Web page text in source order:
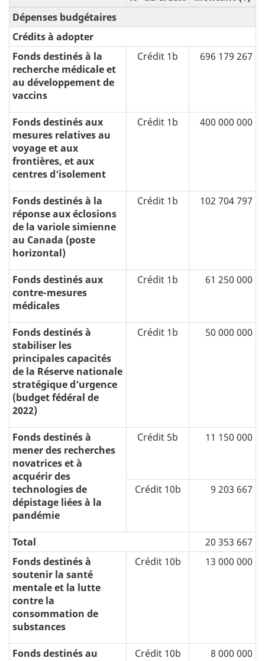
Dépenses budgétaires
Crédits à adopter
Fonds destinés à la
recherche médicale et
au développement de
vaccins
Crédit 1b 696 179 267
Fonds destinés aux
mesures relatives au
voyage et aux
frontières, et aux
centres d’isolement
Crédit 1b 400 000 000
Fonds destinés à la
réponse aux éclosions
de la variole simienne
au Canada (poste
horizontal)
Crédit 1b 102 704 797
Fonds destinés aux
contre-mesures
médicales
Crédit 1b 61 250 000
Fonds destinés à
stabiliser les
principales capacités
de la Réserve nationale
stratégique d’urgence
(budget fédéral de
2022)
Crédit 1b 50 000 000
Fonds destinés à
mener des recherches
novatrices et à
acquérir des
technologies de
dépistage liées à la
pandémie
Crédit 5b 11 150 000
Crédit 10b 9 203 667
Total
20 353 667
Fonds destinés à
soutenir la santé
mentale et la lutte
contre la
consommation de
substances
Crédit 10b 13 000 000
Fonds destinés au
Crédit 10b 8 000 000